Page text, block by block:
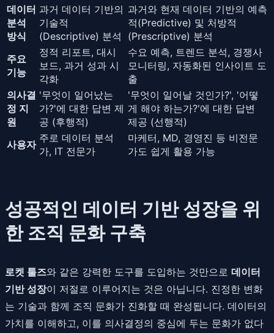
데이터
분석
방식
과거 데이터 기반의
기술적
(Descriptive) 분석
과거와 현재 데이터 기반의 예측
적(Predictive) 및 처방적
(Prescriptive) 분석
주요
기능
정적 리포트, 대시
보드, 과거 성과 시
각화
수요 예측, 트렌드 분석, 경쟁사
모니터링, 자동화된 인사이트 도
출
의사결
정 지
원
'무엇이 일어났는
가?'에 대한 답변 제
공 (후행적)
'무엇이 일어날 것인가?', '어떻
게 해야 하는가?'에 대한 답변
제공 (선행적)
사용자
주로 데이터 분석
가, IT 전문가
마케터, MD, 경영진 등 비전문
가도 쉽게 활용 가능
성공적인 데이터 기반 성장을 위
한 조직 문화 구축
로켓 툴즈와 같은 강력한 도구를 도입하는 것만으로 데이터
기반 성장이 저절로 이루어지는 것은 아닙니다. 진정한 변화
는 기술과 함께 조직 문화가 진화할 때 완성됩니다. 데이터의
가치를 이해하고, 이를 의사결정의 중심에 두는 문화가 없다